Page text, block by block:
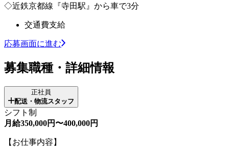
◇近鉄京都線『寺田駅』から車で3分
交通費支給
応募画面に進む
募集職種・詳細情報
正社員
配送・物流スタッフ
シフト制
月給350,000円〜400,000円
【お仕事内容】